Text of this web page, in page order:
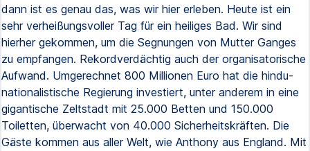
dann ist es genau das, was wir hier erleben. Heute ist ein
sehr verheißungsvoller Tag für ein heiliges Bad. Wir sind
hierher gekommen, um die Segnungen von Mutter Ganges
zu empfangen. Rekordverdächtig auch der organisatorische
Aufwand. Umgerechnet 800 Millionen Euro hat die hindu-
nationalistische Regierung investiert, unter anderem in eine
gigantische Zeltstadt mit 25.000 Betten und 150.000
Toiletten, überwacht von 40.000 Sicherheitskräften. Die
Gäste kommen aus aller Welt, wie Anthony aus England. Mit